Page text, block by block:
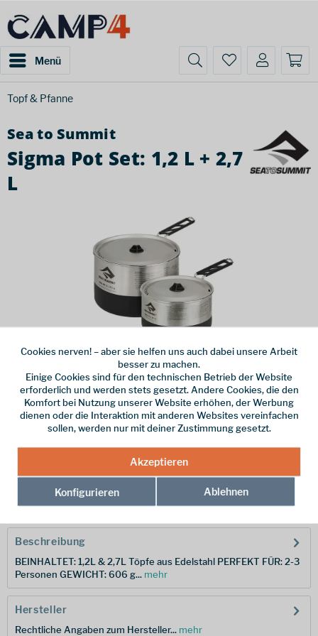
Menü
Topf & Pfanne
Sea to Summit
Sigma Pot Set: 1,2 L + 2,7
L
Dieser Artikel steht derzeit nicht zur Verfügung!
79,95 € *
Hersteller-Nr.:
Beschreibung
BEINHALTET: 1,2L & 2,7L Töpfe aus Edelstahl PERFEKT FÜR: 2-3
Personen GEWICHT: 606 g... mehr
Hersteller
Rechtliche Angaben zum Hersteller... mehr
Cookies nerven! – aber sie helfen uns auch dabei unsere Arbeit
besser zu machen.
Einige Cookies sind für den technischen Betrieb der Website
erforderlich und werden stets gesetzt. Andere Cookies, die den
Komfort bei Nutzung unserer Website erhöhen, der Werbung
dienen oder die Interaktion mit anderen Websites vereinfachen
sollen, werden nur mit deiner Zustimmung gesetzt.
Akzeptieren
Konfigurieren Ablehnen